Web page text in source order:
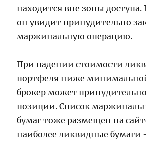
находится вне зоны доступа.
он увидит принудительно
маржинальную операцию.
При падении стоимости
портфеля ниже
брокер может
позиции. Список
бумаг тоже размещен на
наиболее ликвидные бумаги